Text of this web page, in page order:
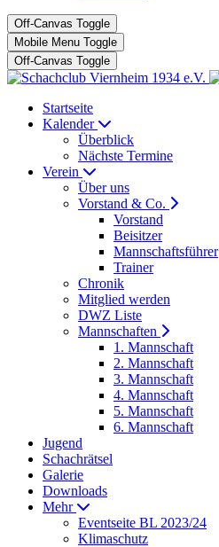
Off-Canvas Toggle
Mobile Menu Toggle
Off-Canvas Toggle
Startseite
Kalender
Überblick
Nächste Termine
Verein
Über uns
Vorstand & Co.
Vorstand
Beisitzer
Mannschaftsführer
Trainer
Chronik
Mitglied werden
DWZ Liste
Mannschaften
1. Mannschaft
2. Mannschaft
3. Mannschaft
4. Mannschaft
5. Mannschaft
6. Mannschaft
Jugend
Schachrätsel
Galerie
Downloads
Mehr
Eventseite BL 2023/24
Klimaschutz